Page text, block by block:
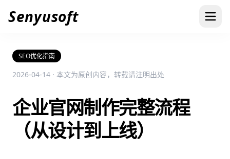
Senyusoft
SEO优化指南
2026-04-14 · 本文为原创内容，转载请注明出处
企业官网制作完整流程
（从设计到上线）